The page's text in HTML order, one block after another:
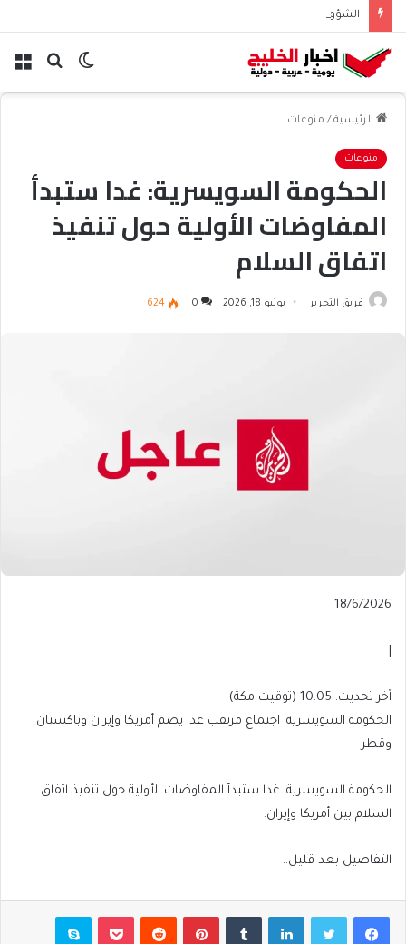
بحث الوضع
الرئيسية / منوعات
منوعات
الحكومة السويسرية: غدا ستبدأ
المفاوضات الأولية حول تنفيذ
اتفاق السلام
فريق التحرير يونيو 18, 2026 0
624
Published
18/6/2026
آخر
تحديث:
10:05
مكة)
آخر تحديث: 10:05 (توقيت مكة)
الحكومة السويسرية: اجتماع مرتقب غدا يضم أمريكا وإيران وباكستان
وقطر
الحكومة السويسرية: غدا ستبدأ المفاوضات الأولية حول تنفيذ اتفاق
السلام بين أمريكا وإيران.
التفاصيل بعد قليل..
فيسبوكتويتر لينكدإن بينتيريست بوكيت سكايب